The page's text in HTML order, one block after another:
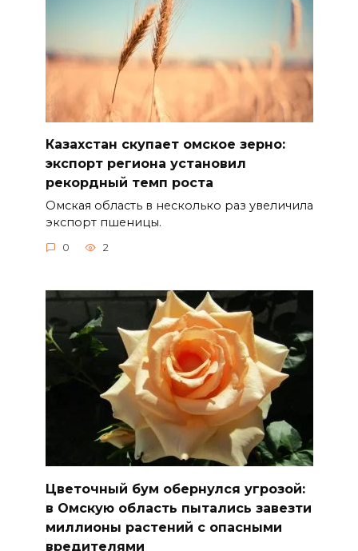
Казахстан скупает омское зерно:
экспорт региона установил
рекордный темп роста
Омская область в несколько раз увеличила
экспорт пшеницы.
0 2
Цветочный бум обернулся угрозой:
в Омскую область пытались завезти
миллионы растений с опасными
вредителями